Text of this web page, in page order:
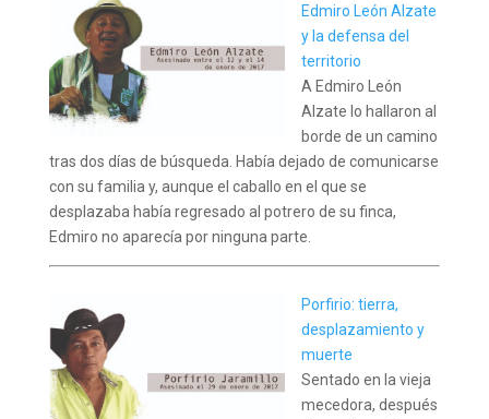
Edmiro León Alzate
y la defensa del
territorio
A Edmiro León
Alzate lo hallaron al
borde de un camino
tras dos días de búsqueda. Había dejado de comunicarse
con su familia y, aunque el caballo en el que se
desplazaba había regresado al potrero de su finca,
Edmiro no aparecía por ninguna parte.
Porfirio: tierra,
desplazamiento y
muerte
Sentado en la vieja
mecedora, después